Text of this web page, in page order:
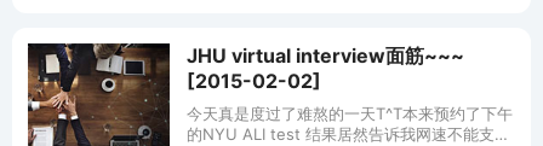
JHU virtual interview面筋~~~
[2015-02-02]
今天真是度过了难熬的一天T^T本来预约了下午
的NYU ALI test 结果居然告诉我网速不能支